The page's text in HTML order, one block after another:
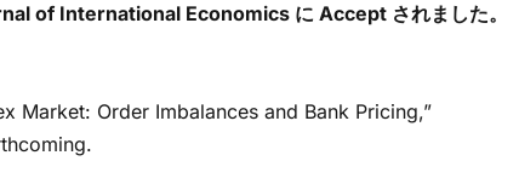
of International Economics に Accept されました。
Market: Order Imbalances and Bank Pricing,”